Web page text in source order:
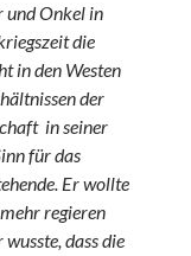
und Onkel in
die
in den Westen
der
in seiner
für das
Er wollte
regieren
wusste, dass die